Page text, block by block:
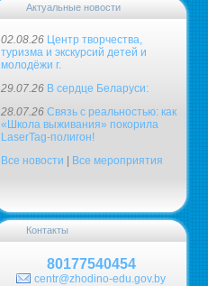
Актуальные новости
02.08.26 Центр творчества,
туризма и экскурсий детей и
молодёжи г.
29.07.26 В сердце Беларуси:
28.07.26 Связь с реальностью: как
«Школа выживания» покорила
LaserTag-полигон!
Все новости
Все мероприятия
Контакты
80177540454
centr@zhodino-edu.gov.by